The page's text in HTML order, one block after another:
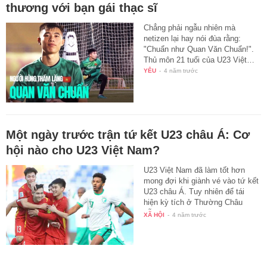
thương với bạn gái thạc sĩ
Chẳng phải ngẫu nhiên mà
netizen lại hay nói đùa rằng:
"Chuẩn như Quan Văn Chuẩn!".
Thủ môn 21 tuổi của U23 Việt…
YÊU - 4 năm trước
Một ngày trước trận tứ kết U23 châu Á: Cơ
hội nào cho U23 Việt Nam?
U23 Việt Nam đã làm tốt hơn
mong đợi khi giành vé vào tứ kết
U23 châu Á. Tuy nhiên để tái
hiện kỳ tích ở Thường Châu
vẫn…
XÃ HỘI - 4 năm trước